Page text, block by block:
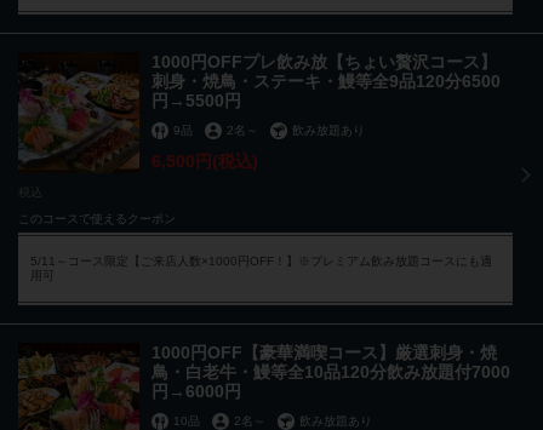
1000円OFFプレ飲み放【ちょい贅沢コース】
刺身・焼鳥・ステーキ・鰻等全9品120分6500
円→5500円
9品 2名 ～ 飲み放題あり
6,500円 (税込)
税込
このコースで使えるクーポン
5/11～コース限定【ご来店人数×1000円OFF！】※プレミアム飲み放題コースにも適
用可
1000円OFF【豪華満喫コース】厳選刺身・焼
鳥・白老牛・鰻等全10品120分飲み放題付7000
円→6000円
10品 2名 ～ 飲み放題あり